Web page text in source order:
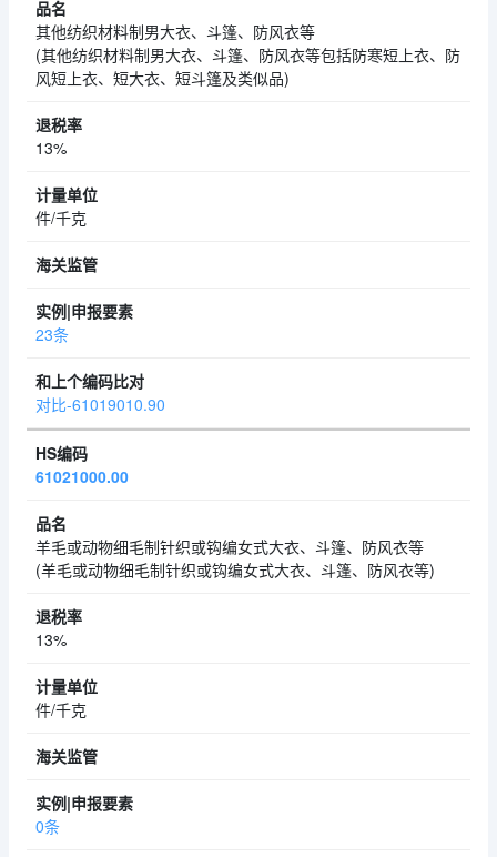
其他纺织材料制男大衣、斗篷、防风衣等
(其他纺织材料制男大衣、斗篷、防风衣等包括防寒短上衣、防
风短上衣、短大衣、短斗篷及类似品)
13%
件/千克
23条
对比-61019010.90
61021000.00
羊毛或动物细毛制针织或钩编女式大衣、斗篷、防风衣等
(羊毛或动物细毛制针织或钩编女式大衣、斗篷、防风衣等)
13%
件/千克
0条